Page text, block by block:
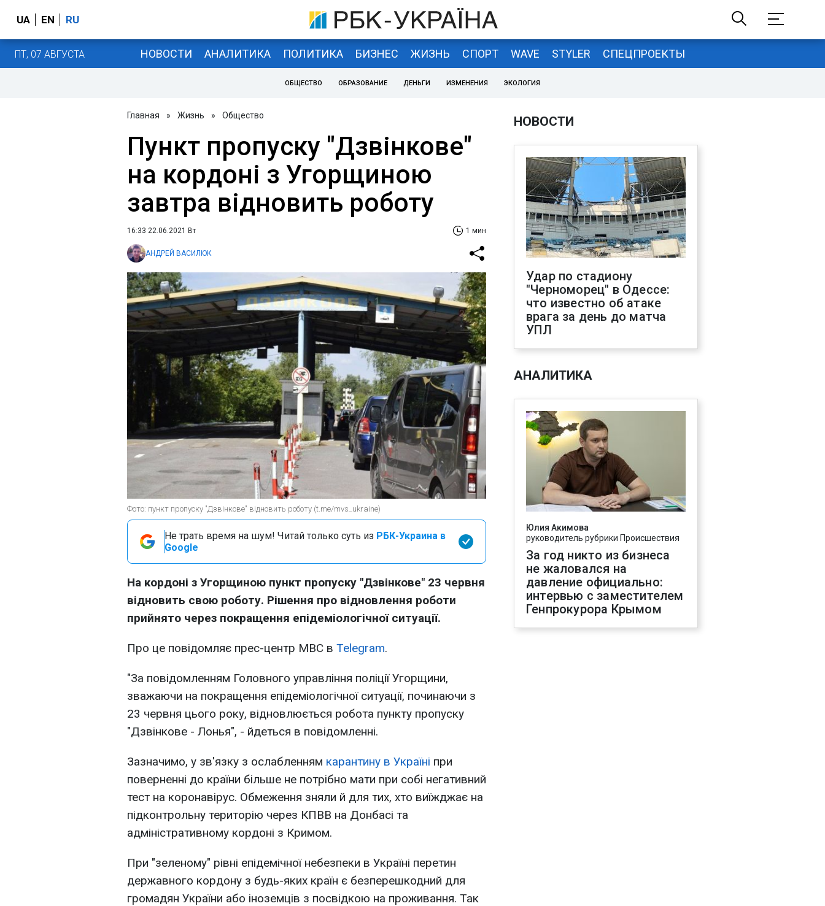
UA EN RU
ПТ, 07 АВГУСТА НОВОСТИ АНАЛИТИКА ПОЛИТИКА БИЗНЕС ЖИЗНЬ СПОРТ WAVE STYLER СПЕЦПРОЕКТЫ
ОБЩЕСТВО ОБРАЗОВАНИЕ ДЕНЬГИ ИЗМЕНЕНИЯ ЭКОЛОГИЯ
Главная » Жизнь » Общество
Пункт пропуску "Дзвінкове"
на кордоні з Угорщиною
завтра відновить роботу
16:33 22.06.2021 Вт 1 мин
АНДРЕЙ ВАСИЛЮК
Фото: пункт пропуску "Дзвінкове" відновить роботу (t.me/mvs_ukraine)
Не трать время на шум! Читай только суть из РБК-Украина в
Google
На кордоні з Угорщиною пункт пропуску "Дзвінкове" 23 червня
відновить свою роботу. Рішення про відновлення роботи
прийнято через покращення епідеміологічної ситуації.
Про це повідомляє прес-центр МВС в Telegram.
"За повідомленням Головного управління поліції Угорщини,
зважаючи на покращення епідеміологічної ситуації, починаючи з
23 червня цього року, відновлюється робота пункту пропуску
"Дзвінкове - Лонья", - йдеться в повідомленні.
Зазначимо, у зв'язку з ослабленням карантину в Україні при
поверненні до країни більше не потрібно мати при собі негативний
тест на коронавірус. Обмеження зняли й для тих, хто виїжджає на
підконтрольну територію через КПВВ на Донбасі та
адміністративному кордоні з Кримом.
При "зеленому" рівні епідемічної небезпеки в Україні перетин
державного кордону з будь-яких країн є безперешкодний для
громадян України або іноземців з посвідкою на проживання. Так
НОВОСТИ
Удар по стадиону
"Черноморец" в Одессе:
что известно об атаке
врага за день до матча
УПЛ
АНАЛИТИКА
Юлия Акимова
руководитель рубрики Происшествия
За год никто из бизнеса
не жаловался на
давление официально:
интервью с заместителем
Генпрокурора Крымом